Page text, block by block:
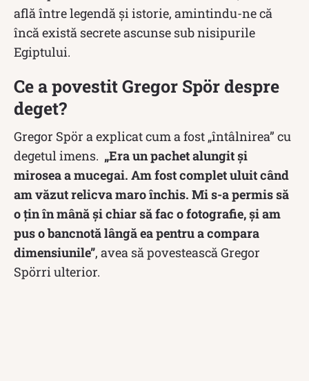
află între legendă și istorie, amintindu-ne că
încă există secrete ascunse sub nisipurile
Egiptului.
Ce a povestit Gregor Spör despre
deget?
Gregor Spör a explicat cum a fost „întâlnirea” cu
degetul imens. „Era un pachet alungit și
mirosea a mucegai. Am fost complet uluit când
am văzut relicva maro închis. Mi s-a permis să
o țin în mână și chiar să fac o fotografie, și am
pus o bancnotă lângă ea pentru a compara
dimensiunile”, avea să povestească Gregor
Spörri ulterior.